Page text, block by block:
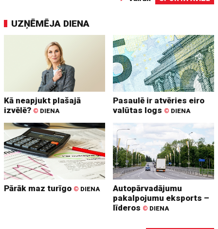
UZŅĒMĒJA DIENA
Kā neapjukt plašajā
izvēlē? © DIENA
Pasaulē ir atvēries eiro
valūtas logs © DIENA
Pārāk maz turīgo © DIENA
Autopārvadājumu
pakalpojumu eksports –
līderos © DIENA